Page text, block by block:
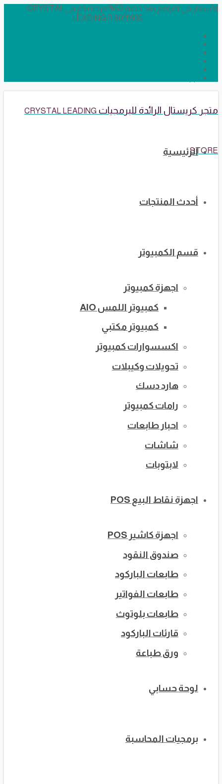
الأسعار في الموقع بعد خصم 50% مرحبا بكم في CRYSTAL
LEADING
90111935
متجر كريستال الرائدة للبرمجيات CRYSTAL LEADING
STOREالرئيسية
أحدث المنتجات
قسم الكمبيوتر
اجهزة كمبيوتر
كمبيوتر اللمس AIO
كمبيوتر مكتبي
اكسسوارات كمبيوتر
تحويلات وكيبلات
هارد دسك
رامات كمبيوتر
احبار طابعات
شاشات
لابتوبات
اجهزة نقاط البيع POS
اجهزة كاشير POS
صندوق النقود
طابعات الباركود
طابعات الفواتير
طابعات بلوتوث
قارئات الباركود
ورق طباعة
لوحة حسابي
برمجيات المحاسبة